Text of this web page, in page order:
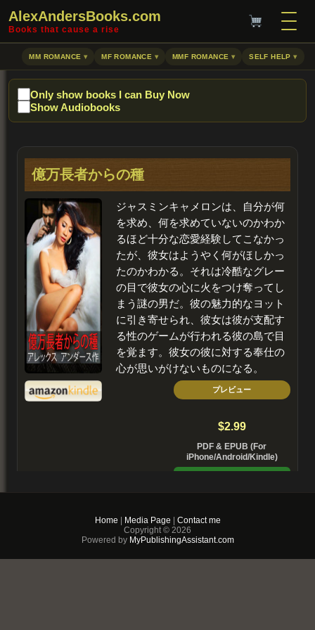
AlexAndersBooks.com
Books that cause a rise
MM ROMANCE MF ROMANCE MMF ROMANCE SELF HELP
Only show books I can Buy Now
Show Audiobooks
億万長者からの種
ジャスミンキャメロンは、自分が何
を求め、何を求めていないのかわか
るほど十分な恋愛経験してこなかっ
たが、彼女はようやく何がほしかっ
たのかわかる。それは冷酷なグレー
の目で彼女の心に火をつけ奪ってし
まう謎の男だ。彼の魅力的なヨット
に引き寄せられ、彼女は彼が支配す
る性のゲームが行われる彼の島で目
を覚ます。彼女の彼に対する奉仕の
心が思いがけないものになる。
プレビュー
$2.99
PDF & EPUB (For
iPhone/Android/Kindle)
Home
Media Page
Contact me
Copyright © 2026
Powered byMyPublishingAssistant.com